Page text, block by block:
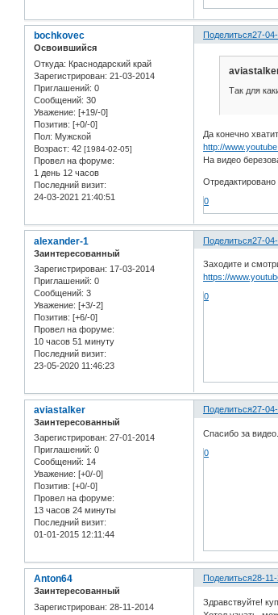
Поделиться27-
bochkovec
Освоившийся
Откуда: Краснодарский край
Зарегистрирован: 21-03-2014
Приглашений: 0
Сообщений: 30
Уважение: [+19/-0]
Позитив: [+0/-0]
Пол: Мужской
Возраст: 42 [1984-02-05]
Провел на форуме:
1 день 12 часов
Последний визит:
24-03-2021 21:40:51
Так для
Да конечно
http://
На видео
0
Поделиться27-
alexander-1
Заинтересованный
Зарегистрирован: 17-03-2014
Приглашений: 0
Сообщений: 3
Уважение: [+3/-2]
Позитив: [+6/-0]
Провел на форуме:
10 часов 51 минуту
Последний визит:
23-05-2020 11:46:23
Заходите и
https://
0
Поделиться27-
aviastalker
Заинтересованный
Зарегистрирован: 27-01-2014
Приглашений: 0
Сообщений: 14
Уважение: [+0/-0]
Позитив: [+0/-0]
Провел на форуме:
13 часов 24 минуты
Последний визит:
01-01-2015 12:11:44
Спасибо за
0
Поделиться28-
Anton64
Заинтересованный
Зарегистрирован: 28-11-2014
Здравствуйте!